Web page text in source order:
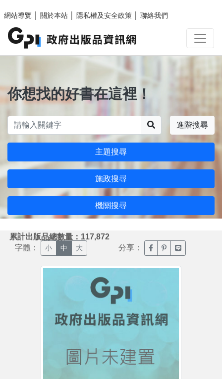
網站導覽
關於本站 隱私權及安全政策 聯絡我們
你想找的好書在這裡！
進階搜尋
主題搜尋
施政搜尋
機關搜尋
累計出版品總數量：117,872
字體： 小 中 大 分享： 臉書分享(另開新視窗)
噗浪分享(另開新
Line分享(另